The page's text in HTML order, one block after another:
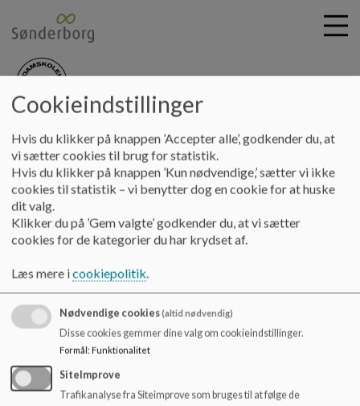
i
nydamskolen
Skolebestyrelsen Referater 22-23 Referat 2022.09.28
Referat 2022.09.28
Referat fra bestyrelsesmødet den 28. september 2022
Dokumenter
Bestyrelsesmøde 2022.09.28.pdf
Cookieindstillinger
Hvis du klikker på knappen ’Accepter alle’, godkender du, at
vi sætter cookies til brug for statistik.
Hvis du klikker på knappen ’Kun nødvendige,’ sætter vi ikke
cookies til statistik – vi benytter dog en cookie for at huske
dit valg.
Klikker du på ’Gem valgte’ godkender du, at vi sætter
cookies for de kategorier du har krydset af.
Læs mere icookiepolitik.
Nødvendige cookies(altid nødvendig)
Disse cookies gemmer dine valg om cookieindstillinger.
Formål: Funktionalitet
SiteImprove
Trafikanalyse fra Siteimprove som bruges til at følge de